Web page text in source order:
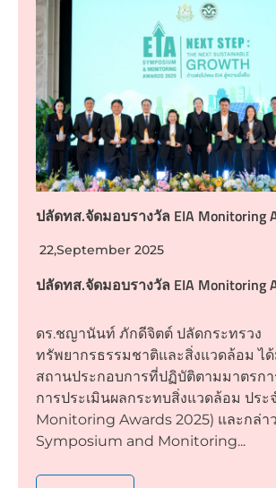
ปลัดทส.จัดมอบรางวัล EIA Monitoring
22,September 2025
ปลัดทส.จัดมอบรางวัล EIA Monitoring
ดร.ชญานันท์ ภักดีจิตต์ ปลัดกระทรวง
ทรัพยากรธรรมชาติและสิ่งแวดล้อม ไ
สถานประกอบการที่ปฏิบัติตามมาตรกา
การประเมินผลกระทบสิ่งแวดล้อม ประ
Monitoring Awards 2025) และกล่า
Symposium and Monitoring...